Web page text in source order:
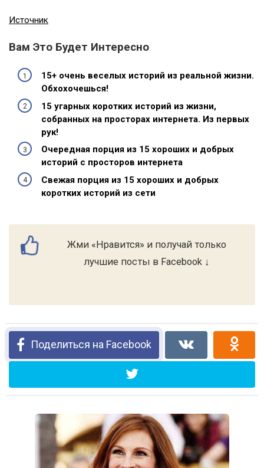
Источник
Вам Это Будет Интересно
15+ очень веселых историй из реальной жизни.
Обхохочешься!
15 угарных коротких историй из жизни,
собранных на просторах интернета. Из первых
рук!
Очередная порция из 15 хороших и добрых
историй с просторов интернета
Свежая порция из 15 хороших и добрых
коротких историй из сети
Жми «Нравится» и получай только
лучшие посты в Facebook ↓
Поделиться на Facebook